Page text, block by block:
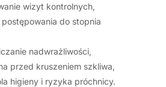
wizyt kontrolnych,
do stopnia
nadwrażliwości,
przed kruszeniem szkliwa,
higieny i ryzyka próchnicy.